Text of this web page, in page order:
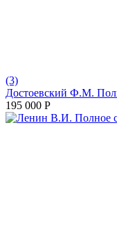
(3)
Достоевский Ф.М.
195 000 Р